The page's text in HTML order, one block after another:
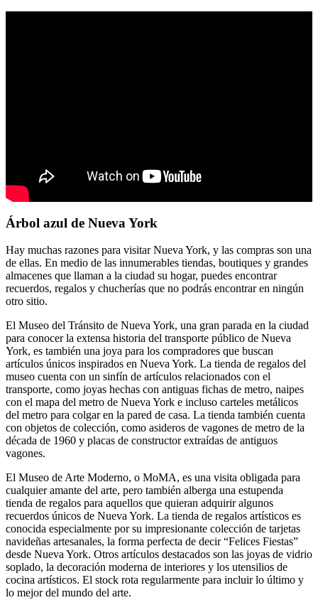
Árbol azul de Nueva York
Hay muchas razones para visitar Nueva York, y las compras son una
de ellas. En medio de las innumerables tiendas, boutiques y grandes
almacenes que llaman a la ciudad su hogar, puedes encontrar
recuerdos, regalos y chucherías que no podrás encontrar en ningún
otro sitio.
El Museo del Tránsito de Nueva York, una gran parada en la ciudad
para conocer la extensa historia del transporte público de Nueva
York, es también una joya para los compradores que buscan
artículos únicos inspirados en Nueva York. La tienda de regalos del
museo cuenta con un sinfín de artículos relacionados con el
transporte, como joyas hechas con antiguas fichas de metro, naipes
con el mapa del metro de Nueva York e incluso carteles metálicos
del metro para colgar en la pared de casa. La tienda también cuenta
con objetos de colección, como asideros de vagones de metro de la
década de 1960 y placas de constructor extraídas de antiguos
vagones.
El Museo de Arte Moderno, o MoMA, es una visita obligada para
cualquier amante del arte, pero también alberga una estupenda
tienda de regalos para aquellos que quieran adquirir algunos
recuerdos únicos de Nueva York. La tienda de regalos artísticos es
conocida especialmente por su impresionante colección de tarjetas
navideñas artesanales, la forma perfecta de decir “Felices Fiestas”
desde Nueva York. Otros artículos destacados son las joyas de vidrio
soplado, la decoración moderna de interiores y los utensilios de
cocina artísticos. El stock rota regularmente para incluir lo último y
lo mejor del mundo del arte.